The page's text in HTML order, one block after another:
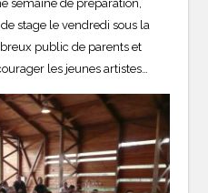
semaine de préparation,
stage le vendredi sous la
public de parents et
les jeunes artistes…